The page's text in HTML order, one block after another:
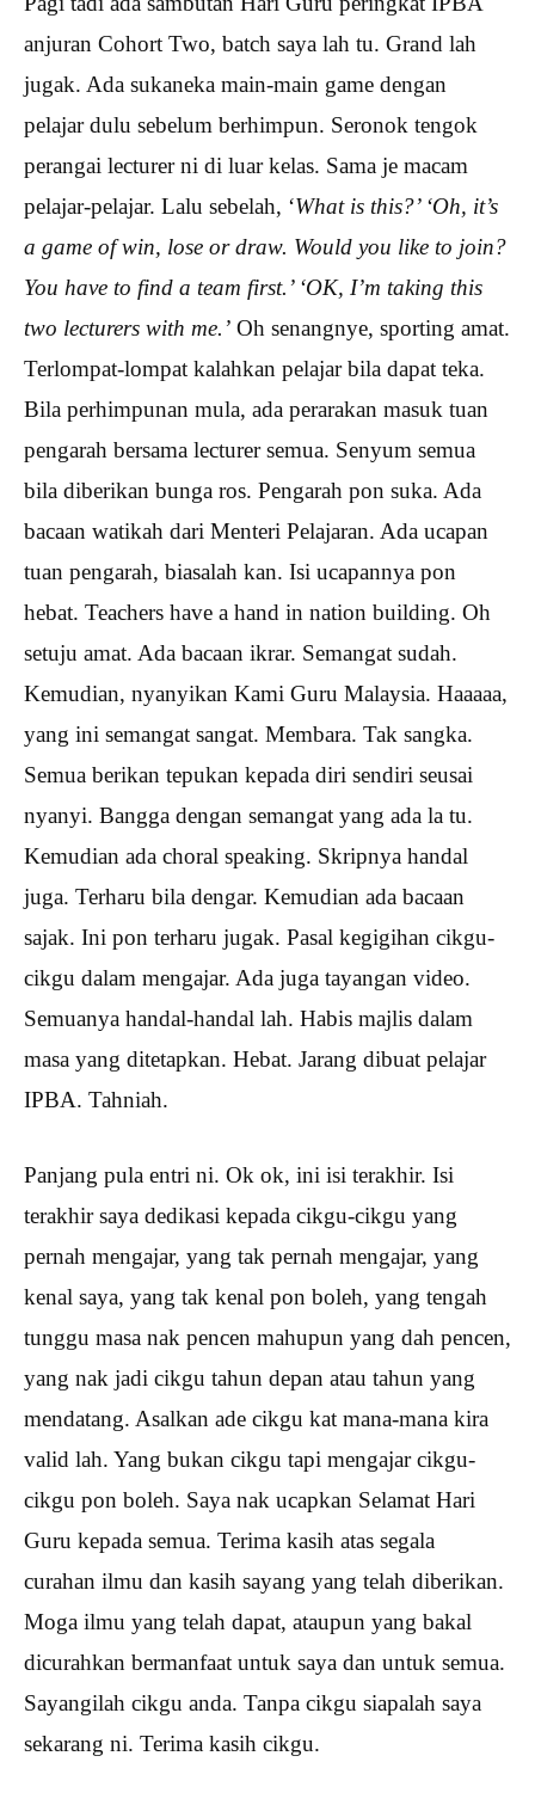
anjuran Cohort Two, batch saya lah tu. Grand lah
jugak. Ada sukaneka main-main game dengan
pelajar dulu sebelum berhimpun. Seronok tengok
perangai lecturer ni di luar kelas. Sama je macam
pelajar-pelajar. Lalu sebelah, ‘What is this?’ ‘Oh, it’s
a game of win, lose or draw. Would you like to join?
You have to find a team first.’ ‘OK, I’m taking this
two lecturers with me.’ Oh senangnye, sporting amat.
Terlompat-lompat kalahkan pelajar bila dapat teka.
Bila perhimpunan mula, ada perarakan masuk tuan
pengarah bersama lecturer semua. Senyum semua
bila diberikan bunga ros. Pengarah pon suka. Ada
bacaan watikah dari Menteri Pelajaran. Ada ucapan
tuan pengarah, biasalah kan. Isi ucapannya pon
hebat. Teachers have a hand in nation building. Oh
setuju amat. Ada bacaan ikrar. Semangat sudah.
Kemudian, nyanyikan Kami Guru Malaysia. Haaaaa,
yang ini semangat sangat. Membara. Tak sangka.
Semua berikan tepukan kepada diri sendiri seusai
nyanyi. Bangga dengan semangat yang ada la tu.
Kemudian ada choral speaking. Skripnya handal
juga. Terharu bila dengar. Kemudian ada bacaan
sajak. Ini pon terharu jugak. Pasal kegigihan cikgu-
cikgu dalam mengajar. Ada juga tayangan video.
Semuanya handal-handal lah. Habis majlis dalam
masa yang ditetapkan. Hebat. Jarang dibuat pelajar
IPBA. Tahniah.
Panjang pula entri ni. Ok ok, ini isi terakhir. Isi
terakhir saya dedikasi kepada cikgu-cikgu yang
pernah mengajar, yang tak pernah mengajar, yang
kenal saya, yang tak kenal pon boleh, yang tengah
tunggu masa nak pencen mahupun yang dah pencen,
yang nak jadi cikgu tahun depan atau tahun yang
mendatang. Asalkan ade cikgu kat mana-mana kira
valid lah. Yang bukan cikgu tapi mengajar cikgu-
cikgu pon boleh. Saya nak ucapkan Selamat Hari
Guru kepada semua. Terima kasih atas segala
curahan ilmu dan kasih sayang yang telah diberikan.
Moga ilmu yang telah dapat, ataupun yang bakal
dicurahkan bermanfaat untuk saya dan untuk semua.
Sayangilah cikgu anda. Tanpa cikgu siapalah saya
sekarang ni. Terima kasih cikgu.